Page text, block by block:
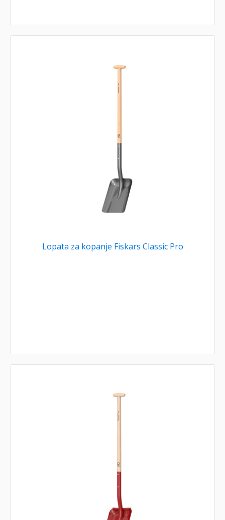
Lopata za kopanje Fiskars Classic Pro